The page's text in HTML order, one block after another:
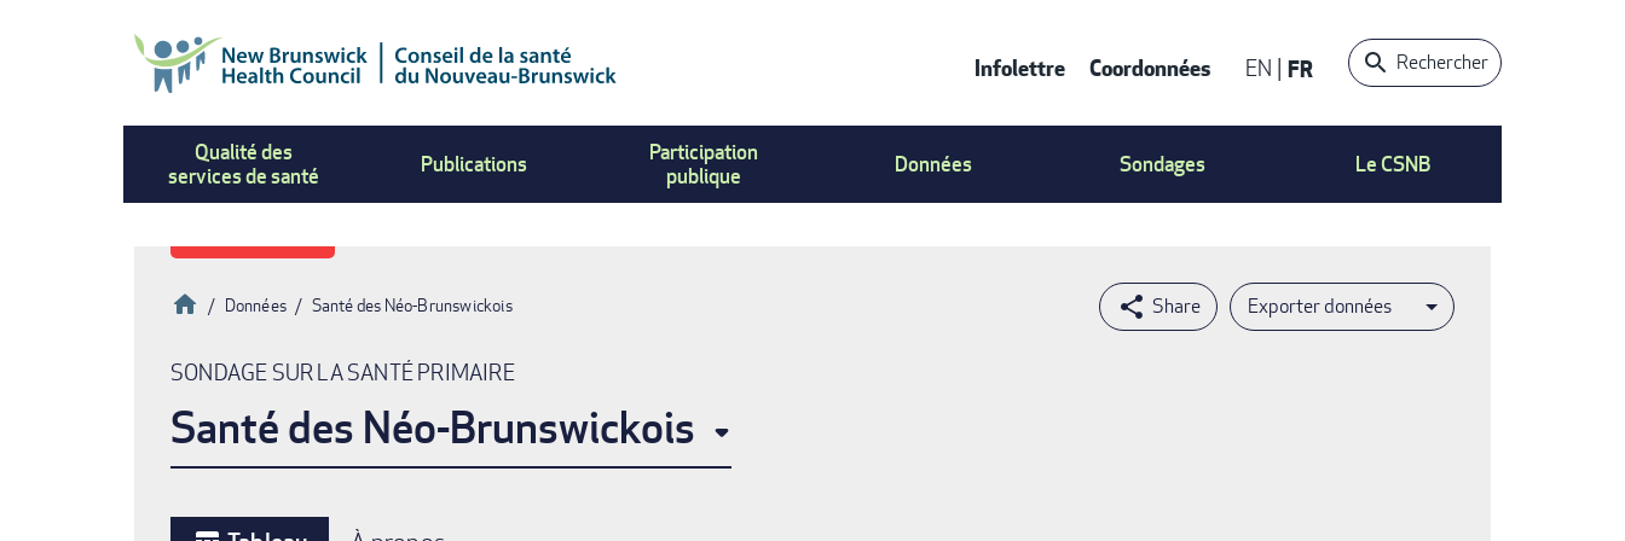
Contact
Menu
Infolettre Coordonnées EN FR Rechercher
Qualité des
services de santé
Publications
Participation
publique
Données Sondages Le CSNB
Exporter données
Fil
d'Ariane
Accueil
Données Santé des Néo-Brunswickois
SONDAGE SUR LA SANTÉ PRIMAIRE
Santé des Néo-Brunswickois